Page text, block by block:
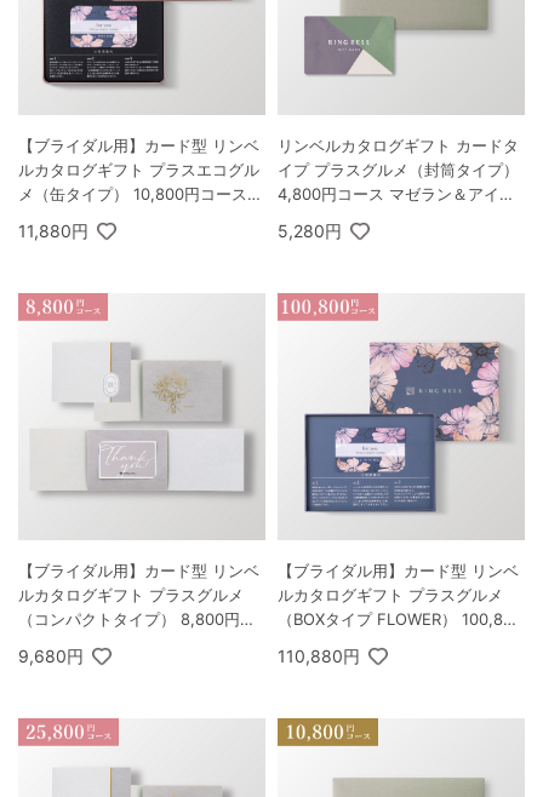
【ブライダル用】カード型 リンベ
ルカタログギフト プラスエコグル
メ（缶タイプ） 10,800円コース
11,880円
リンベルカタログギフト カードタ
イプ プラスグルメ（封筒タイプ）
4,800円コース マゼラン＆アイリ
5,280円
【ブライダル用】カード型 リンベ
ルカタログギフト プラスグルメ
（コンパクトタイプ） 8,800円コ
9,680円
【ブライダル用】カード型 リンベ
ルカタログギフト プラスグルメ
（BOXタイプ FLOWER） 100,800
110,880円